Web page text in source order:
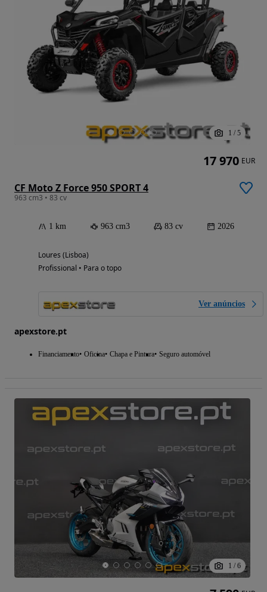
1 / 5
CF Moto Z Force 950 SPORT 4
963 cm3 • 83 cv
1 km 963 cm3 83 cv 2026
Loures (Lisboa)
Profissional • Para o topo
Ver anúncios
apexstore.pt
Financiamento Oficina Chapa e Pintura Seguro automóvel
17 970 EUR
1 / 6